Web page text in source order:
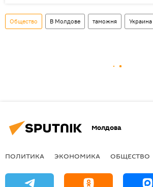
Общество В Молдове таможня Украина
Молдова
ПОЛИТИКА ЭКОНОМИКА ОБЩЕСТВО